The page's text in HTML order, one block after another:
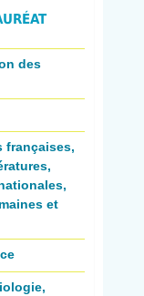
des
françaises,
et